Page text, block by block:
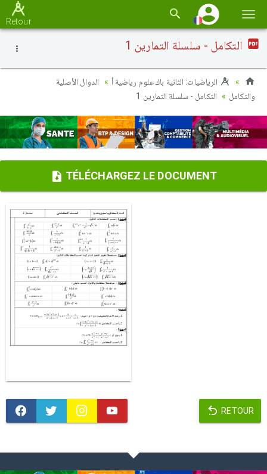
la
Retour
التكامل - سلسلة التمارين 1
الرياضيات: الثانية باك علوم رياضية أ
الدوال الأصلية
والتكامل
التكامل - سلسلة التمارين 1
TÉLÉCHARGEZ LE DOCUMENT
RETOUR